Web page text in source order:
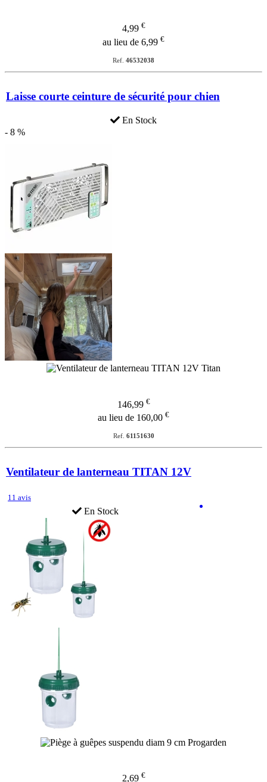
4,99 €
au lieu de 6,99 €
Ref. 46532038
Laisse courte ceinture de sécurité pour chien
En Stock
- 8 %
146,99 €
au lieu de 160,00 €
Ref. 61151630
Ventilateur de lanterneau TITAN 12V
11 avis
En Stock
2,69 €